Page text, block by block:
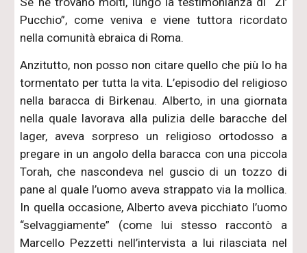
Pucchio”, come veniva e viene tuttora ricordato
nella comunità ebraica di Roma.
Anzitutto, non posso non citare quello che più lo ha
tormentato per tutta la vita. L’episodio del religioso
nella baracca di Birkenau. Alberto, in una giornata
nella quale lavorava alla pulizia delle baracche del
lager, aveva sorpreso un religioso ortodosso a
pregare in un angolo della baracca con una piccola
Torah, che nascondeva nel guscio di un tozzo di
pane al quale l’uomo aveva strappato via la mollica.
In quella occasione, Alberto aveva picchiato l’uomo
“selvaggiamente” (come lui stesso raccontò a
Marcello Pezzetti nell’intervista a lui rilasciata nel